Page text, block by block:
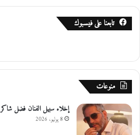
تابعنا على فيسبوك
منوعات
إخلاء سبيل الفنان فضل شاكر
8 يوليو، 2026